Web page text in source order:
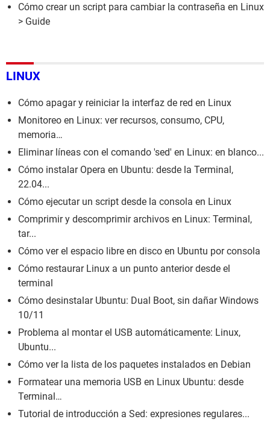
Cómo crear un script para cambiar la contraseña en Linux
> Guide
LINUX
Cómo apagar y reiniciar la interfaz de red en Linux
Monitoreo en Linux: ver recursos, consumo, CPU,
memoria…
Eliminar líneas con el comando 'sed' en Linux: en blanco...
Cómo instalar Opera en Ubuntu: desde la Terminal,
22.04...
Cómo ejecutar un script desde la consola en Linux
Comprimir y descomprimir archivos en Linux: Terminal,
tar...
Cómo ver el espacio libre en disco en Ubuntu por consola
Cómo restaurar Linux a un punto anterior desde el
terminal
Cómo desinstalar Ubuntu: Dual Boot, sin dañar Windows
10/11
Problema al montar el USB automáticamente: Linux,
Ubuntu...
Cómo ver la lista de los paquetes instalados en Debian
Formatear una memoria USB en Linux Ubuntu: desde
Terminal…
Tutorial de introducción a Sed: expresiones regulares...